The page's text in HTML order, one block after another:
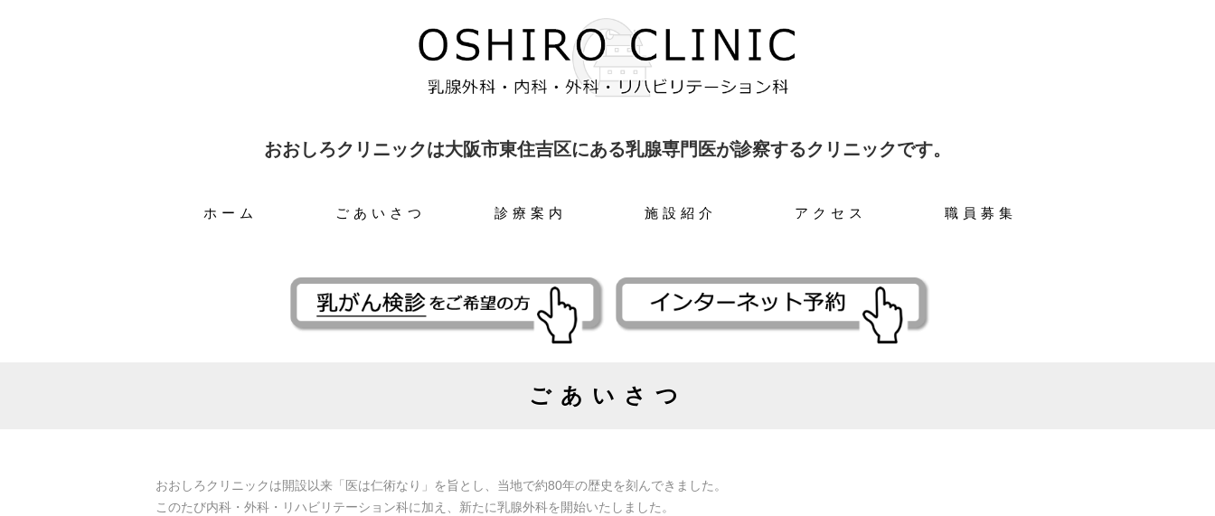
おおしろクリニックは大阪市東住吉区にある乳腺専門医が診察するクリニックです。
ホーム ごあいさつ 診療案内 施設紹介 アクセス 職員募集
ごあいさつ
おおしろクリニックは開設以来「医は仁術なり」を旨とし、当地で約80年の歴史を刻んできました。
このたび内科・外科・リハビリテーション科に加え、新たに乳腺外科を開始いたしました。